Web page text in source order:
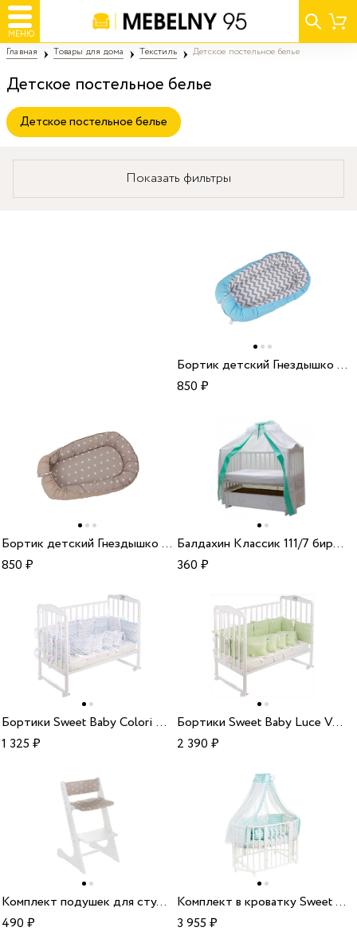
МЕНЮ
Главная Товары для дома Текстиль Детское постельное белье
Детское постельное белье
Детское постельное белье
Показать фильтры
Бортик детский Гнездышко Polini kids Зигзаг голубой
850₽
Бортик детский Гнездышко Polini kids Звезды макиато
850₽
Балдахин Классик 111/7 бирюзовый
360₽
Бортики Sweet Baby Colori Bianco 12 частей белый
1 325₽
Бортики Sweet Baby Luce Verde 12 частей светло-зеленый
2 390₽
Комплект подушек для стульчика Sweet Baby Mio кофейный
490₽
Комплект в кроватку Sweet Baby Fata Turchese мятный 10 предметов
3 955₽